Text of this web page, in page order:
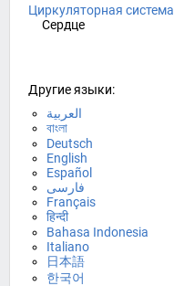
Циркуляторная система
Сердце
Другие языки:
العربية
বাংলা
Deutsch
English
Español
فارسی
Français
हिन्दी
Bahasa Indonesia
Italiano
日本語
한국어